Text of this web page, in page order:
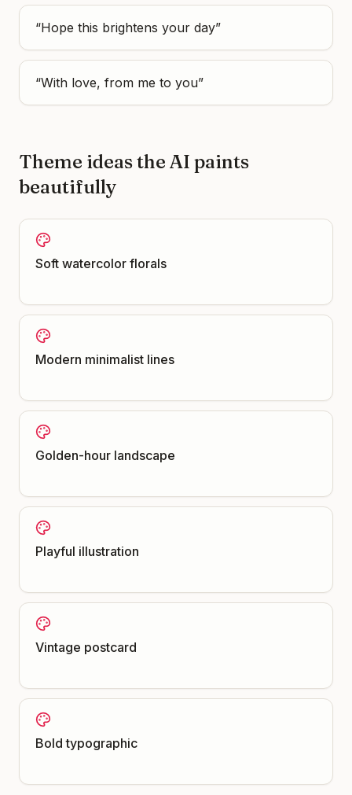
“Hope this brightens your day”
“With love, from me to you”
Theme ideas the AI paints
beautifully
Soft watercolor florals
Modern minimalist lines
Golden-hour landscape
Playful illustration
Vintage postcard
Bold typographic